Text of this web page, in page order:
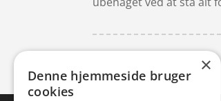
×
Denne hjemmeside bruger
cookies